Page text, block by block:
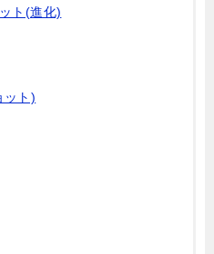
ト(進化)
ット)